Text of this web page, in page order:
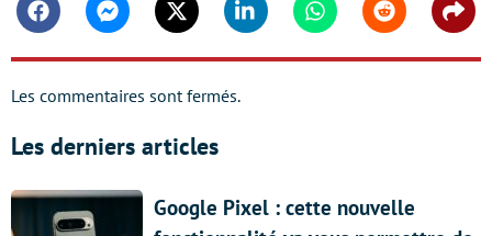
FacebookMessengerTwitter Linkedin WhatsappReddit
Les commentaires sont fermés.
Les derniers articles
Google Pixel : cette nouvelle